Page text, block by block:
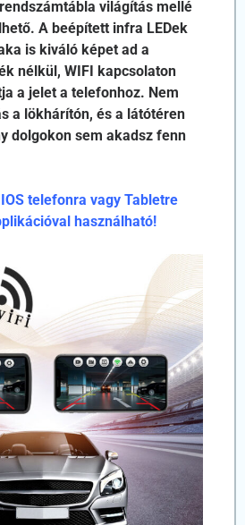
világítás mellé
A beépített infra LEDek
is kiváló képet ad a
nélkül, WIFI kapcsolaton
a jelet a telefonhoz. Nem
a lökhárítón, és a látótéren
dolgokon sem akadsz fenn
telefonra vagy Tabletre
használható!